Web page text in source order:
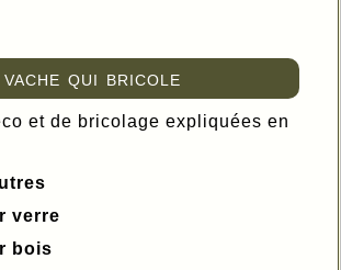
vache qui bricole
et de bricolage expliquées en
verre
bois